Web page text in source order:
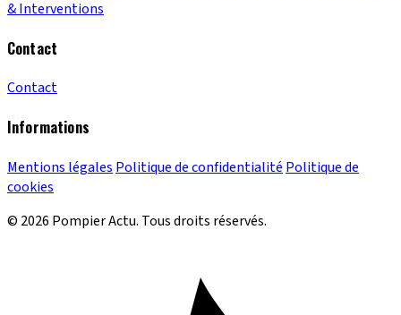
& Interventions
Contact
Contact
Informations
Mentions légales Politique de confidentialité Politique de
cookies
© 2026 Pompier Actu. Tous droits réservés.